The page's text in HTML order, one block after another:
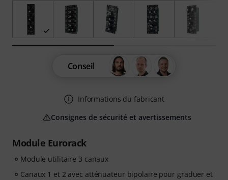
Module Eurorack
Module utilitaire 3 canaux
Canaux 1 et 2 avec atténuateur bipolaire pour graduer et
Conseil
Informations du fabricant
Consignes de sécurité et avertissements